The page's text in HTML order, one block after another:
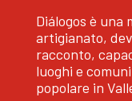
Diálogos è una
artigianato,
racconto,
luoghi e
popolare in